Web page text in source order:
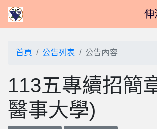
伸
首頁 公告列表 公告內容
113五專續招簡
醫事大學)